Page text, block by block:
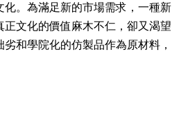
化。為滿足新的市場需求，一種新
文化的價值麻木不仁，卻又渴望
和學院化的仿製品作為原材料，